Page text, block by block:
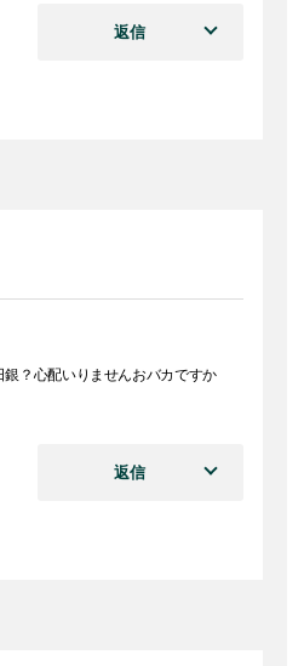
返信
？心配いりませんおバカですか
返信